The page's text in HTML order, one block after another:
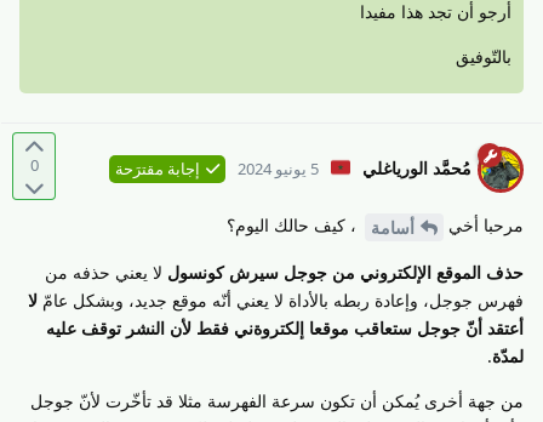
أرجو أن تجد هذا مفيدا
بالتّوفيق
0 مُحمَّد الورياغلي 5 يونيو 2024 إجابة مقترَحة
مرحبا أخي أسامة ، كيف حالك اليوم؟
حذف الموقع الإلكتروني من جوجل سيرش كونسول لا يعني حذفه من
فهرس جوجل، وإعادة ربطه بالأداة لا يعني أنّه موقع جديد، وبشكل عامّ لا
أعتقد أنّ جوجل ستعاقب موقعا إلكتروةني فقط لأن النشر توقف عليه
لمدّة.
من جهة أخرى يُمكن أن تكون سرعة الفهرسة مثلا قد تأخّرت لأنّ جوجل